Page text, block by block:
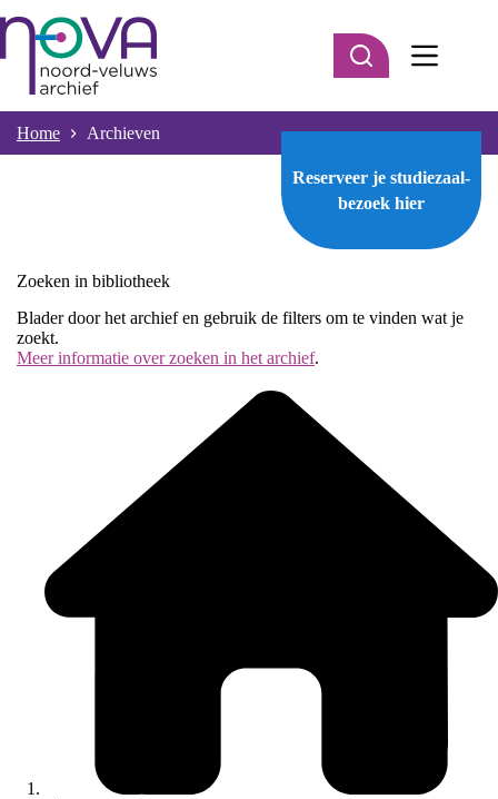
naar
inhoud
Home Archieven
Reserveer je studiezaal-
bezoek hier
Zoeken in bibliotheek
Blader door het archief en gebruik de filters om te vinden wat je
zoekt.
Meer informatie over zoeken in het archief.